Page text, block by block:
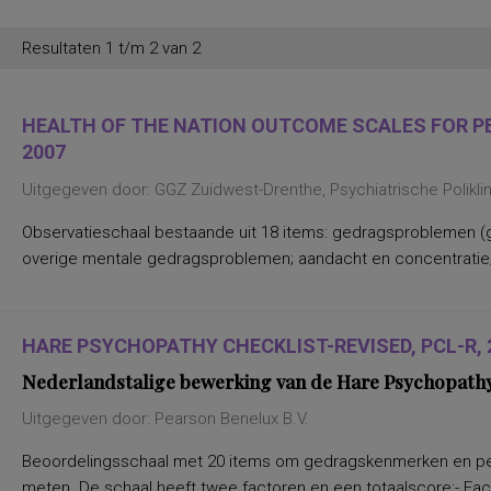
persoonlijkheidseigenschappen en
vaardigheden
posttraumatische stressstoornis
psychopathologie en
persoonlijkheidskenmerken
rekenen en wiskunde
sociaal-emotioneel functioneren en
spannings- en vermijdingsaspecten van
werkwoorden
symptomen van gedragsstoornissen
ADHD, ODD en CD
taal- en communicatieproblemen
taalvaardigheid, receptief
Nederlands leesvaardigheid, Nederlands
woordenschat, Engels leesvaardigheid,
Engels woordenschat, Rekenen/Wiskunde
Resultaten 1 t/m 2 van 2
HEALTH OF THE NATION OUTCOME SCALES FOR
2007
Uitgegeven door: GGZ Zuidwest-Drenthe, Psychiatrische
Observatieschaal bestaande uit 18 items:
overige mentale gedragsproblemen; aandacht en
HARE PSYCHOPATHY CHECKLIST-REVISED, PCL-R,
Nederlandstalige bewerking van de Hare
Uitgegeven door: Pearson Benelux B.V.
Beoordelingsschaal met 20 items om gedragskenmerken en